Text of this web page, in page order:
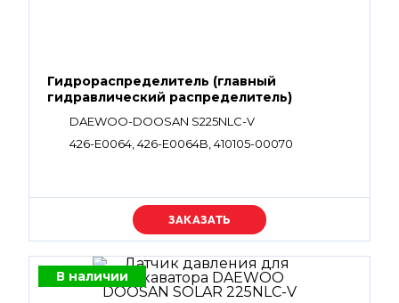
Гидрораспределитель (главный
гидравлический распределитель)
DAEWOO-DOOSAN S225NLC-V
426-E0064, 426-E0064B, 410105-00070
Уточняйте цену
В наличии